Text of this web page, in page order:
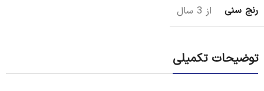
رنج سنی از 3 سال
توضیحات تکمیلی